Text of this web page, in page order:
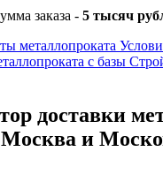
заказа - 5 тысяч
доставки
Москва и